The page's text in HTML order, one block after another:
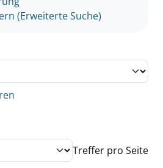
(Erweiterte Suche)
Treffer pro Seite